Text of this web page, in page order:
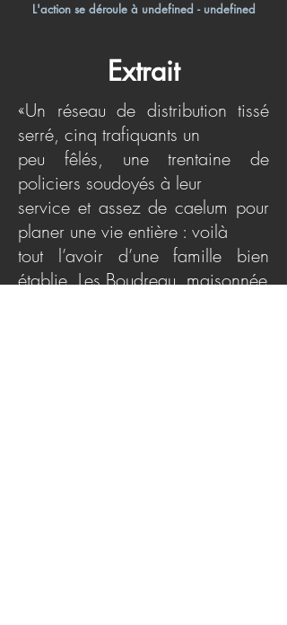
L'action se déroule à undefined - undefined
Extrait
«Un réseau de distribution tissé
serré, cinq trafiquants un
peu fêlés, une trentaine de
policiers soudoyés à leur
service et assez de caelum pour
planer une vie entière : voilà
tout l’avoir d’une famille bien
établie. Les Boudreau, maisonnée